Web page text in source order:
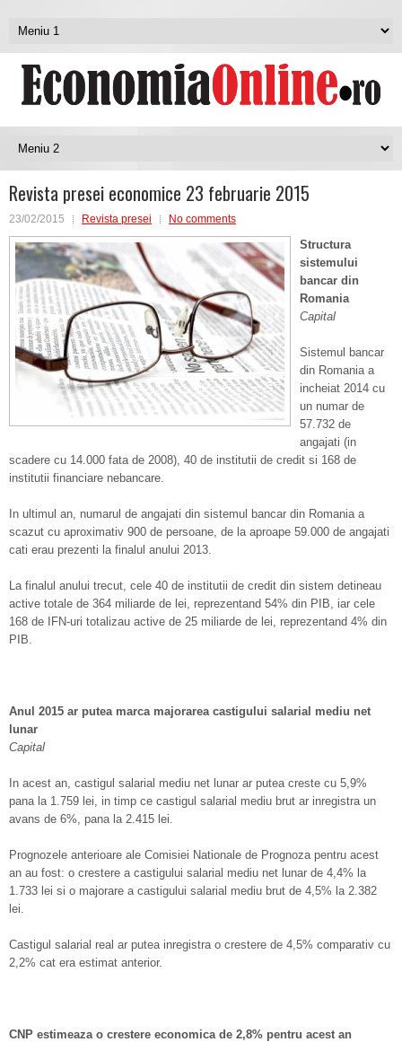
Revista presei economice 23 februarie 2015
23/02/2015 Revista presei No comments
Structura
sistemului
bancar din
Romania
Capital
Sistemul bancar
din Romania a
incheiat 2014 cu
un numar de
57.732 de
angajati (in
scadere cu 14.000 fata de 2008), 40 de institutii de credit si 168 de
institutii financiare nebancare.
In ultimul an, numarul de angajati din sistemul bancar din Romania a
scazut cu aproximativ 900 de persoane, de la aproape 59.000 de angajati
cati erau prezenti la finalul anului 2013.
La finalul anului trecut, cele 40 de institutii de credit din sistem detineau
active totale de 364 miliarde de lei, reprezentand 54% din PIB, iar cele
168 de IFN-uri totalizau active de 25 miliarde de lei, reprezentand 4% din
PIB.
Anul 2015 ar putea marca majorarea castigului salarial mediu net
lunar
Capital
In acest an, castigul salarial mediu net lunar ar putea creste cu 5,9%
pana la 1.759 lei, in timp ce castigul salarial mediu brut ar inregistra un
avans de 6%, pana la 2.415 lei.
Prognozele anterioare ale Comisiei Nationale de Prognoza pentru acest
an au fost: o crestere a castigului salarial mediu net lunar de 4,4% la
1.733 lei si o majorare a castigului salarial mediu brut de 4,5% la 2.382
lei.
Castigul salarial real ar putea inregistra o crestere de 4,5% comparativ cu
2,2% cat era estimat anterior.
CNP estimeaza o crestere economica de 2,8% pentru acest an